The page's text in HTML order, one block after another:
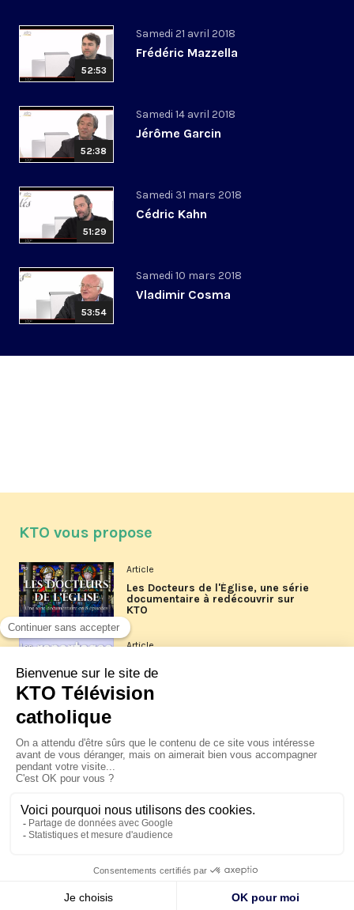
52:53
Samedi 21 avril 2018
Frédéric Mazzella
52:38
Samedi 14 avril 2018
Jérôme Garcin
51:29
Samedi 31 mars 2018
Cédric Kahn
53:54
Samedi 10 mars 2018
Vladimir Cosma
KTO vous propose
Article
Les Docteurs de l'Église, une série
documentaire à redécouvrir sur
KTO
Article
La visite pastorale du pape Léon
XIV à Assise à suivre sur KTO le
jeudi 6 août
Le pape en Uruguay, Argentine et
Pérou du 6 au 17 novembre 2026
© KTO 2026 — Mentions légales